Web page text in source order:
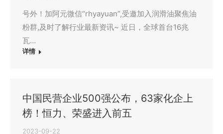
号外！加阿元微信“rhyayuan”,受邀加入润滑油聚焦油
粉群,及时了解行业最新资讯~ 近日，全球首台16兆
瓦…
详情
中国民营企业500强公布，63家化企上
榜！恒力、荣盛进入前五
2023-09-22